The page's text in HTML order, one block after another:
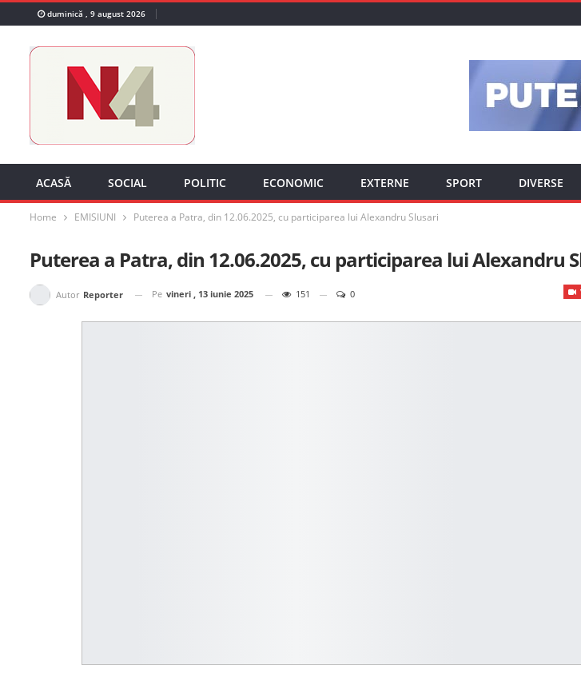
duminică , 9 august 2026
ACASĂ SOCIAL POLITIC ECONOMIC EXTERNE SPORT DIVERSE
Home EMISIUNI Puterea a Patra, din 12.06.2025, cu participarea lui Alexandru Slusari
Puterea a Patra, din 12.06.2025, cu participarea lui Alexandru
Autor Reporter Pe vineri , 13 iunie 2025 151 0